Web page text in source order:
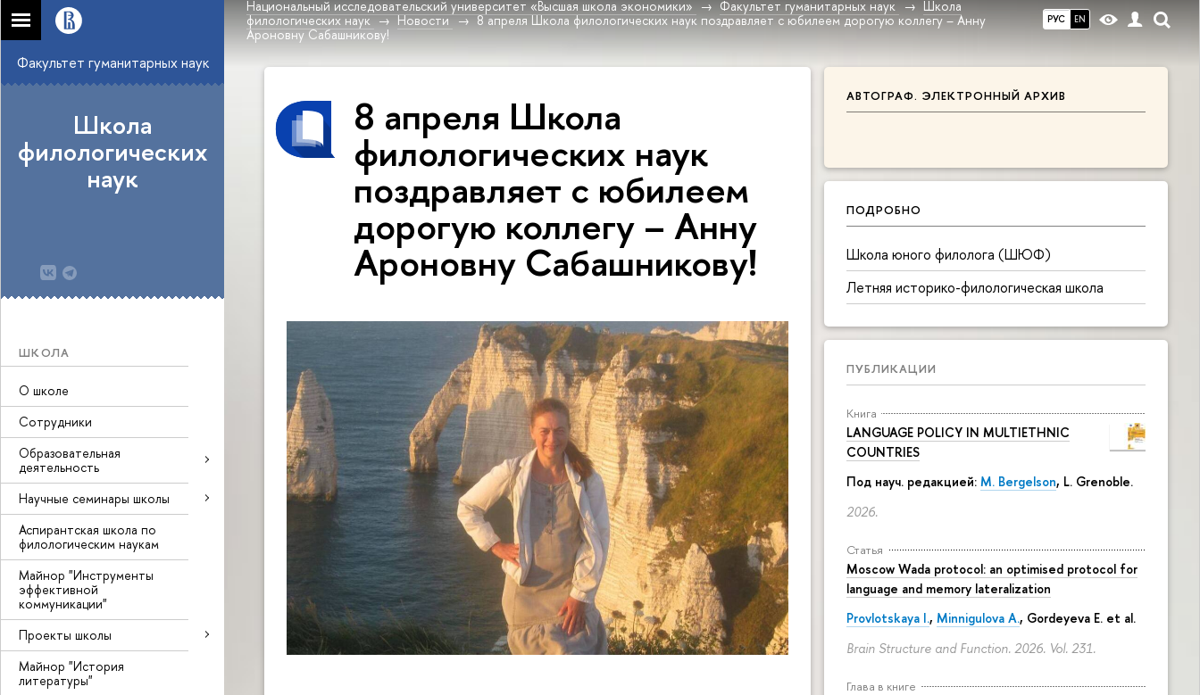
РУС EN
Национальный исследовательский университет «Высшая школа экономики» Факультет гуманитарных наук
Школа
филологических наук
Новости
8 апреля Школа филологических наук поздравляет с юбилеем дорогую коллегу – Анну
Ароновну Сабашникову!
Факультет гуманитарных наук
Школа
филологических
наук
ШКОЛА
О школе
Сотрудники
Образовательная
деятельность
Научные семинары школы
Аспирантская школа по
филологическим наукам
Майнор "Инструменты
эффективной
коммуникации"
Проекты школы
Майнор "История
литературы"
АВТОГРАФ. ЭЛЕКТРОННЫЙ АРХИВ
ПОДРОБНО
Школа юного филолога (ШЮФ)
Летняя историко-филологическая школа
ПУБЛИКАЦИИ
Книга
LANGUAGE POLICY IN MULTIETHNIC
COUNTRIES
Под науч. редакцией: M. Bergelson, L. Grenoble.
2026.
Статья
Moscow Wada protocol: an optimised protocol for
language and memory lateralization
Provlotskaya I., Minnigulova A., Gordeyeva E. et al.
Brain Structure and Function. 2026. Vol. 231.
Глава в книге
8 апреля Школа
филологических наук
поздравляет с юбилеем
дорогую коллегу – Анну
Ароновну Сабашникову!